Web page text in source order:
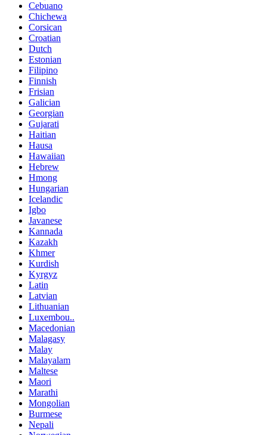
Cebuano
Chichewa
Corsican
Croatian
Dutch
Estonian
Filipino
Finnish
Frisian
Galician
Georgian
Gujarati
Haitian
Hausa
Hawaiian
Hebrew
Hmong
Hungarian
Icelandic
Igbo
Javanese
Kannada
Kazakh
Khmer
Kurdish
Kyrgyz
Latin
Latvian
Lithuanian
Luxembou..
Macedonian
Malagasy
Malay
Malayalam
Maltese
Maori
Marathi
Mongolian
Burmese
Nepali